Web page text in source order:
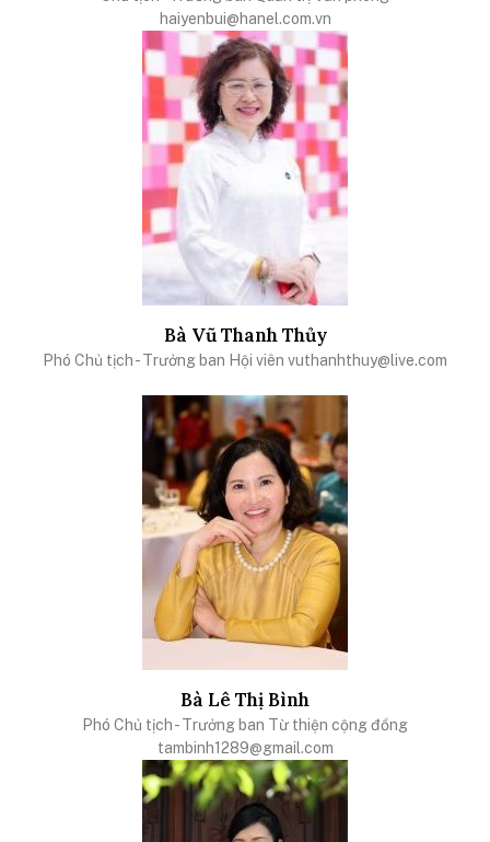
haiyenbui@hanel.com.vn
Bà Vũ Thanh Thủy
Phó Chủ tịch - Trưởng ban Hội viên vuthanhthuy@live.com
Bà Lê Thị Bình
Phó Chủ tịch - Trưởng ban Từ thiện cộng đồng
tambinh1289@gmail.com